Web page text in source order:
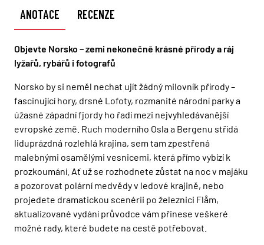
ANOTACE RECENZE
Objevte Norsko – zemi nekonečně krásné přírody a ráj
lyžařů, rybářů i fotografů
Norsko by si neměl nechat ujít žádný milovník přírody –
fascinující hory, drsné Lofoty, rozmanité národní parky a
úžasné západní fjordy ho řadí mezi nejvyhledávanější
evropské země. Ruch moderního Osla a Bergenu střídá
liduprázdná rozlehlá krajina, sem tam zpestřená
malebnými osamělými vesnicemi, která přímo vybízí k
prozkoumání. Ať už se rozhodnete zůstat na noc v majáku
a pozorovat polární medvědy v ledové krajině, nebo
projedete dramatickou scenérii po železnici Flåm,
aktualizované vydání průvodce vám přinese veškeré
možné rady, které budete na cestě potřebovat.